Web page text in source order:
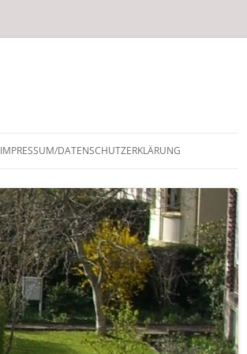
IMPRESSUM/DATENSCHUTZERKLÄRUNG